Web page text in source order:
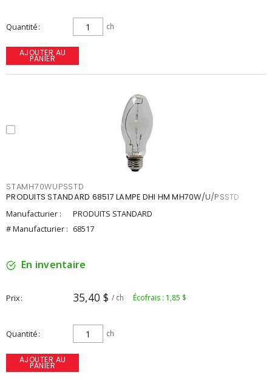
Quantité ch
AJOUTER AU
PANIER
STAMH70WUPSSTD
PRODUITS STANDARD 68517 LAMPE DHI HM MH70W/U/PSSTD
Manufacturier :
PRODUITS STANDARD
# Manufacturier : 68517
En inventaire
Prix 35,40 $ / ch Écofrais : 1,85 $
Quantité ch
AJOUTER AU
PANIER